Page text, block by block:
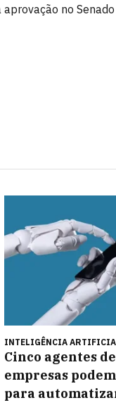
no Senado
INTELIGÊNCIA
Cinco agentes
empresas
para